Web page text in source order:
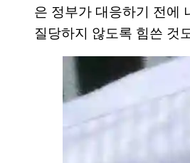
은 정부가 대응하기 전에
질당하지 않도록 힘쓴 것